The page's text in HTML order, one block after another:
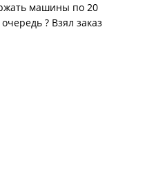
машины по 20
? Взял заказ